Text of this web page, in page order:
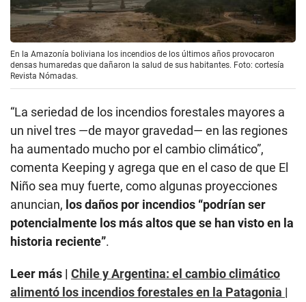
En la Amazonía boliviana los incendios de los últimos años provocaron
densas humaredas que dañaron la salud de sus habitantes. Foto: cortesía
Revista Nómadas.
“La seriedad de los incendios forestales mayores a
un nivel tres —de mayor gravedad— en las regiones
ha aumentado mucho por el cambio climático”,
comenta Keeping y agrega que en el caso de que El
Niño sea muy fuerte, como algunas proyecciones
anuncian, los daños por incendios “podrían ser
potencialmente los más altos que se han visto en la
historia reciente”.
Leer más | Chile y Argentina: el cambio climático
alimentó los incendios forestales en la Patagonia |